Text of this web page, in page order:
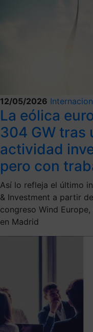
12/05/2026
La eólica
304 GW tras
actividad
pero con
Así lo refleja el último
& Investment a partir
congreso Wind
en Madrid